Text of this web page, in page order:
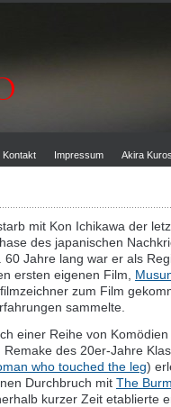
Kontakt Impressum Akira
mit Kon Ichikawa der
des japanischen
60 Jahre lang war er als
ersten eigenen Film,
zum Film
sammelte.
einer Reihe von
Remake des 20er-Jahre
who touched the leg)
Durchbruch mit The
kurzer Zeit etablierte